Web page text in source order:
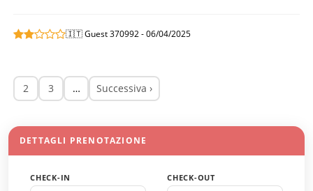
🇮🇹 Guest 370992 - 06/04/2025
2 3 … Successiva ›
DETTAGLI PRENOTAZIONE
CHECK-IN CHECK-OUT